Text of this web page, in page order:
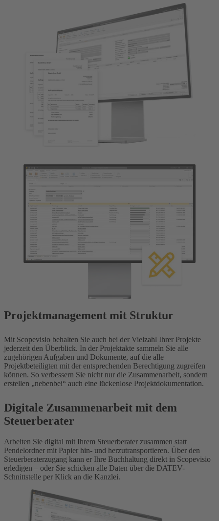
Projektmanagement mit Struktur
Mit Scopevisio behalten Sie auch bei der Vielzahl Ihrer Projekte
jederzeit den Überblick. In der Projektakte sammeln Sie alle
zugehörigen Aufgaben und Dokumente, auf die alle
Projektbeteiligten mit der entsprechenden Berechtigung zugreifen
können. So verbessern Sie nicht nur die Zusammenarbeit, sondern
erstellen „nebenbei“ auch eine lückenlose Projektdokumentation.
Digitale Zusammenarbeit mit dem
Steuerberater
Arbeiten Sie digital mit Ihrem Steuerberater zusammen statt
Pendelordner mit Papier hin- und herzutransportieren. Über den
Steuerberaterzugang kann er Ihre Buchhaltung direkt in Scopevisio
erledigen – oder Sie schicken alle Daten über die DATEV-
Schnittstelle per Klick an die Kanzlei.